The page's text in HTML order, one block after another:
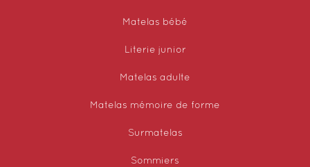
Matelas bébé
Literie junior
Matelas adulte
Matelas mémoire de forme
Surmatelas
Sommiers